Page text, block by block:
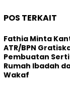
POS TERKAIT
Fathia Minta
ATR/BPN
Pembuatan
Rumah Ibadah
Wakaf